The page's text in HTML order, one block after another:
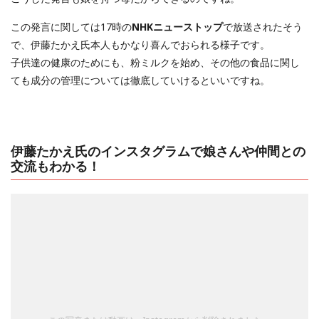
この発言に関しては17時のNHKニューストップで放送されたそう
で、伊藤たかえ氏本人もかなり喜んでおられる様子です。
子供達の健康のためにも、粉ミルクを始め、その他の食品に関し
ても成分の管理については徹底していけるといいですね。
伊藤たかえ氏のインスタグラムで娘さんや仲間との
交流もわかる！